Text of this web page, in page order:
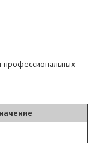
профессиональных